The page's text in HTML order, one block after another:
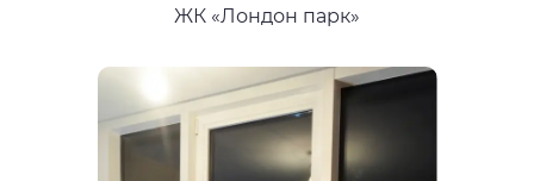
ЖК «Лондон парк»